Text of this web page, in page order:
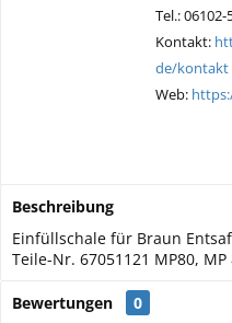
Tel.: 06102-
Kontakt:
de/kontakt
Web:
Beschreibung
Einfüllschale für Braun
Teile-Nr. 67051121 MP80, MP
Bewertungen
0